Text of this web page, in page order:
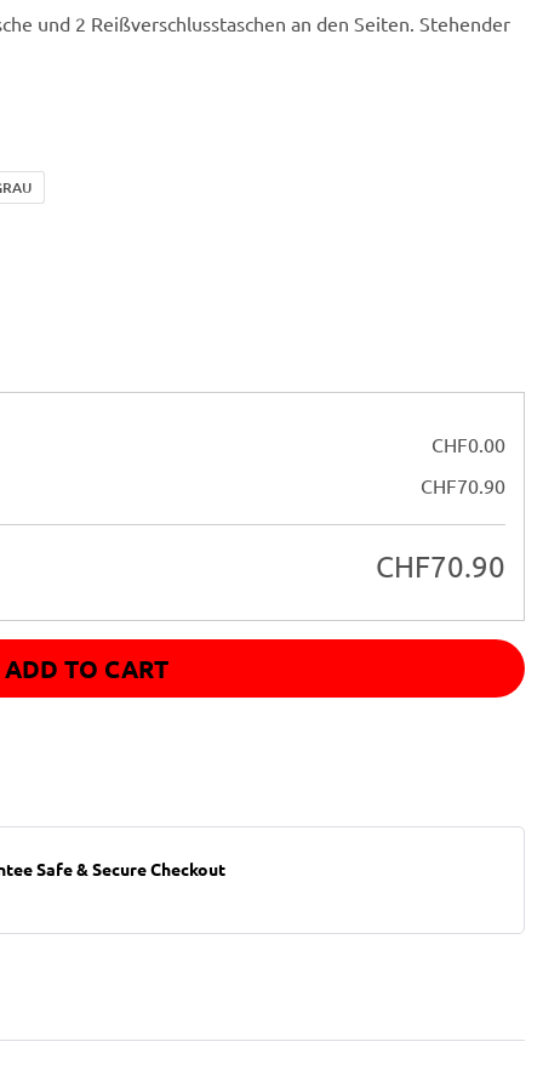
und 2 Reißverschlusstaschen an den Seiten. Stehender
CHF0.00
CHF70.90
CHF70.90
ADD TO CART
Safe & Secure Checkout